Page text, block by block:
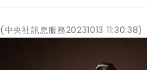
(中央社訊息服務20231013 11:30:38)